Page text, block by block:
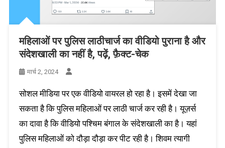
महिलाओं पर पुलिस लाठीचार्ज का वीडियो पुराना है और
संदेशखाली का नहीं है, पढ़ें, फ़ैक्ट-चेक
मार्च 2, 2024
सोशल मीडिया पर एक वीडियो वायरल हो रहा है। इसमें देखा जा
सकता है कि पुलिस महिलाओं पर लाठी चार्ज कर रही है। यूज़र्स
का दावा है कि वीडियो पश्चिम बंगाल के संदेशखाली का है। यहां
पुलिस महिलाओं को दौड़ा दौड़ा कर पीट रही है। शिवम त्यागी